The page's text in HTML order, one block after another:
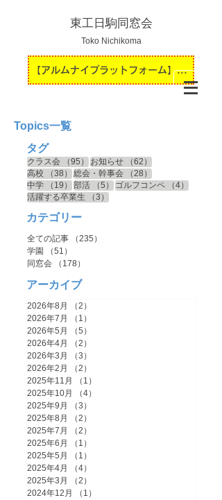
東工日駒同窓会
Toko Nichikoma
【アルムナイプラットフォーム】運用開始のお知らせ
Topics一覧
タグ
クラス会 （95） 95件の記事
お知らせ （62）
高校
（38） 38件の記事
総会・幹事会 （28）
中学
（19） 19件の記事
部活 （5） 5件の記事
ゴルフコンペ （4）
活躍する卒業生
（3）
カテゴリー
全ての記事 （235）
学園
（51）
同窓会
（178）
アーカイブ
2026年8月 （2）
2026年7月
（1）
2026年5月
（5）
2026年4月
（2）
2026年3月
（3）
2026年2月
（2）
2025年11月
（1）
2025年10月
（4）
2025年9月
（3）
2025年8月
（2）
2025年7月
（2）
2025年6月
（1）
2025年5月
（1）
2025年4月
（4）
2025年3月
（2）
2024年12月
（1）